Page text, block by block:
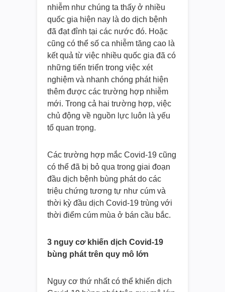
nhiễm như chúng ta thấy ở nhiều
quốc gia hiện nay là do dịch bệnh
đã đạt đỉnh tại các nước đó. Hoặc
cũng có thể số ca nhiễm tăng cao là
kết quả từ việc nhiều quốc gia đã có
những tiến triển trong việc xét
nghiệm và nhanh chóng phát hiện
thêm được các trường hợp nhiễm
mới. Trong cả hai trường hợp, việc
chủ động về nguồn lực luôn là yếu
tố quan trọng.
Các trường hợp mắc Covid-19 cũng
có thể đã bị bỏ qua trong giai đoạn
đầu dịch bệnh bùng phát do các
triệu chứng tương tự như cúm và
thời kỳ đầu dịch Covid-19 trùng với
thời điểm cúm mùa ở bán cầu bắc.
3 nguy cơ khiến dịch Covid-19
bùng phát trên quy mô lớn
Nguy cơ thứ nhất có thể khiến dịch